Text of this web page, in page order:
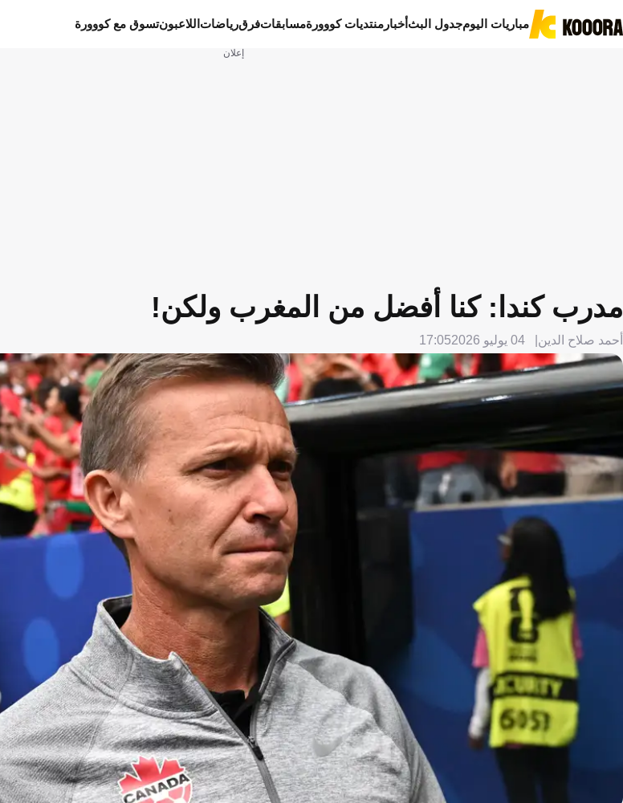
مباريات اليومجدول البثأخبار منتديات كووورةمسابقاتفرقرياضات اللاعبونتسوق مع كووورة
إعلان
مدرب كندا: كنا أفضل من المغرب ولكن!
أحمد صلاح الدين 04 يوليو 2026 17:05